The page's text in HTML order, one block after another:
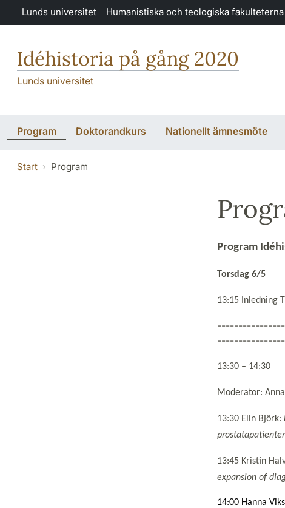
Hoppa till huvudinnehåll
Lunds universitet Humanistiska och teologiska fakulteterna
Idéhistoria på gång 2020
Lunds universitet
Program Doktorandkurs Nationellt ämnesmöte
Start Program
Program
Torsdag 6/5
13:15 Inledning
13:30 –
Moderator:
13:30 Elin Björk:
13:45 Kristin
expansion of
14:00 Hanna